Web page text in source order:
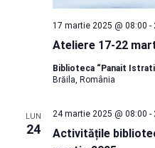
Ateliere 17-22
17 martie 2025 @ 08:00 -
Biblioteca “Panait
Brăila, România
LUN
24
Activitățile
24 martie 2025 @ 08:00 -